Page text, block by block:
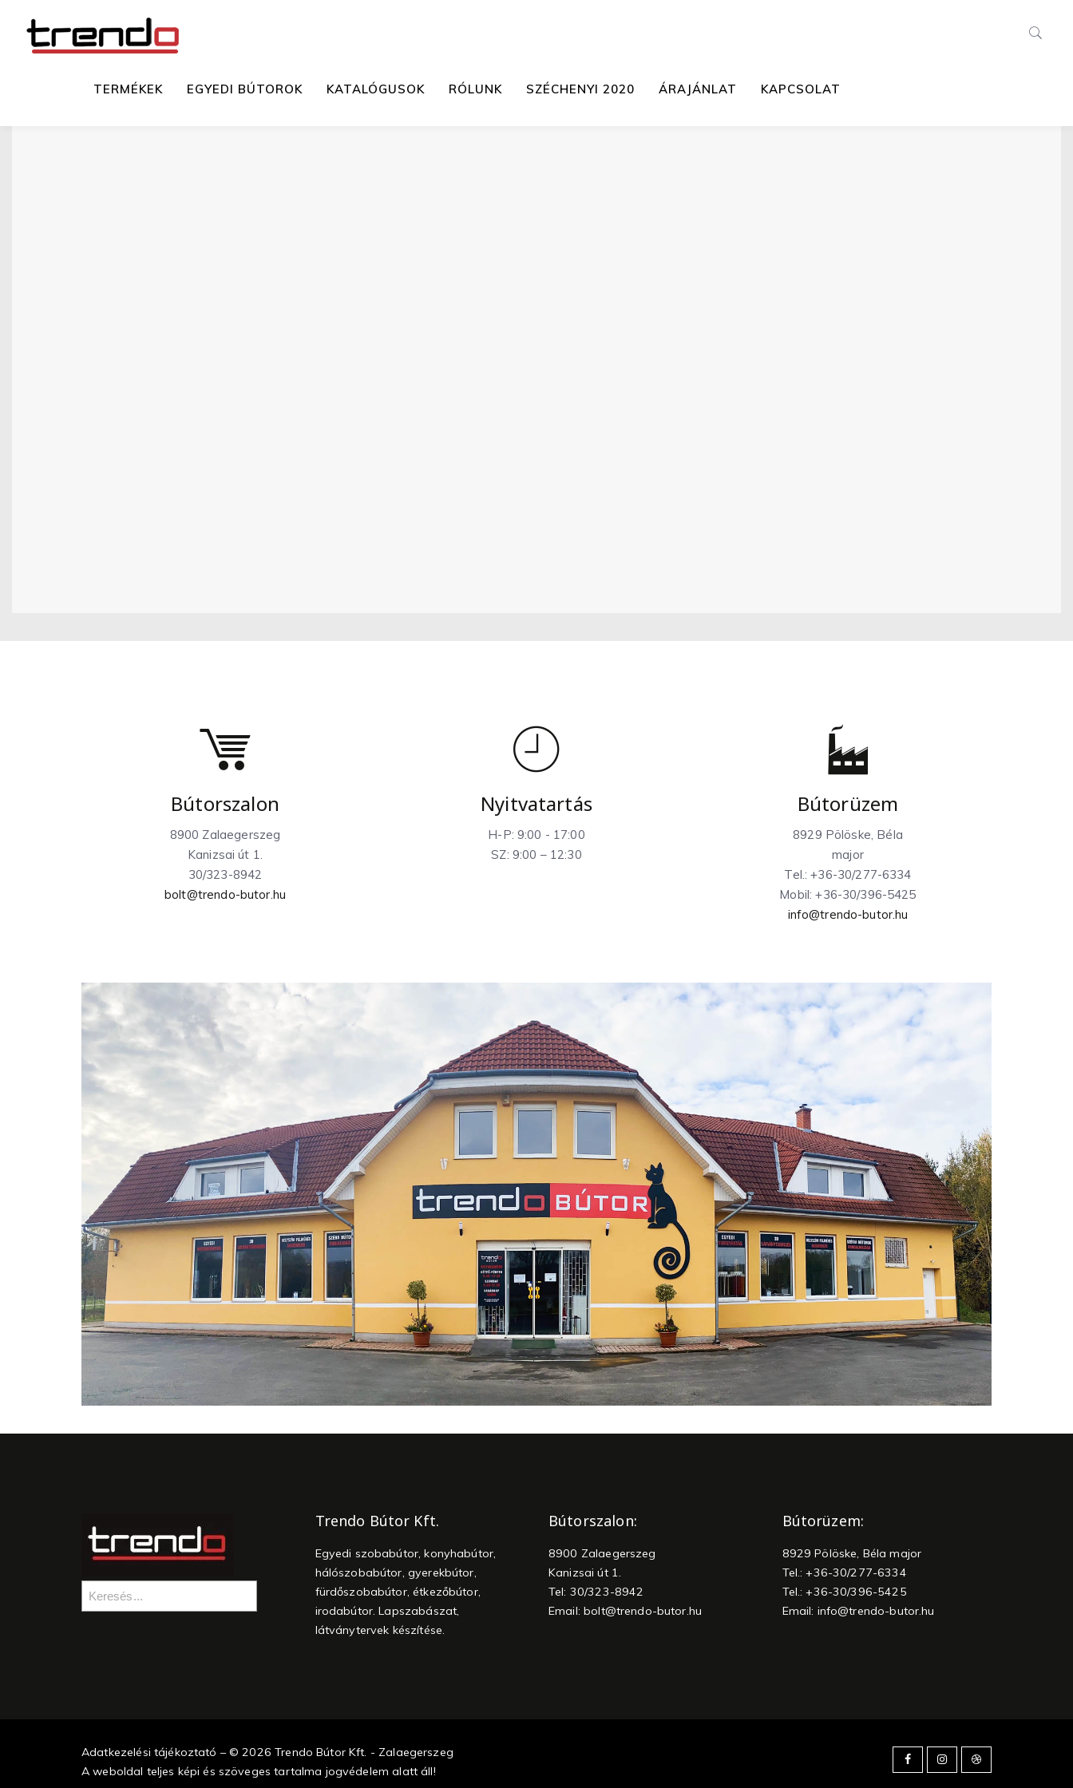
TERMÉKEK EGYEDI BÚTOROK KATALÓGUSOK RÓLUNK SZÉCHENYI 2020 ÁRAJÁNLAT KAPCSOLAT
Bútorszalon
8900 Zalaegerszeg
Kanizsai út 1.
30/323-8942
bolt@trendo-butor.hu
Nyitvatartás
H-P: 9:00 - 17:00
SZ: 9:00 – 12:30
Bútorüzem
8929 Pölöske, Béla
major
Tel.: +36-30/277-6334
Mobil: +36-30/396-5425
info@trendo-butor.hu
Trendo Bútor Kft.
Egyedi szobabútor, konyhabútor,
hálószobabútor, gyerekbútor,
fürdőszobabútor, étkezőbútor,
irodabútor. Lapszabászat,
látványtervek készítése.
Bútorszalon:
8900 Zalaegerszeg
Kanizsai út 1.
Tel: 30/323-8942
Email:bolt@trendo-butor.hu
Bútorüzem:
8929 Pölöske, Béla major
Tel.: +36-30/277-6334
Tel.: +36-30/396-5425
Email: info@trendo-butor.hu
Adatkezelési tájékoztató – © 2026 Trendo Bútor Kft. - Zalaegerszeg
A weboldal teljes képi és szöveges tartalma jogvédelem alatt áll!